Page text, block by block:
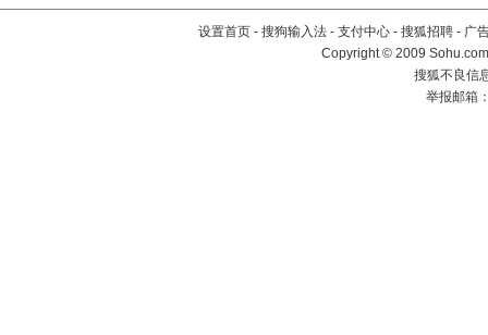
设置首页 - 搜狗输入法 - 支付中心 - 搜狐招聘 - 广
Copyright © 2009
搜狐不良信
举报邮箱